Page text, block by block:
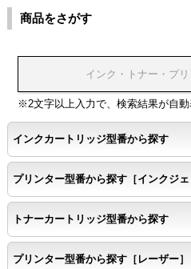
商品をさがす
※2文字以上入力で、検索結果が自
インクカートリッジ型番から探す
プリンター型番から探す［インクジェ
トナーカートリッジ型番から探す
プリンター型番から探す［レーザー］